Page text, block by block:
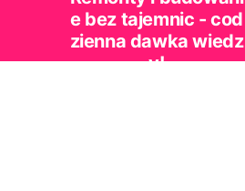
e bez tajemnic - cod
zienna dawka wiedz
y!